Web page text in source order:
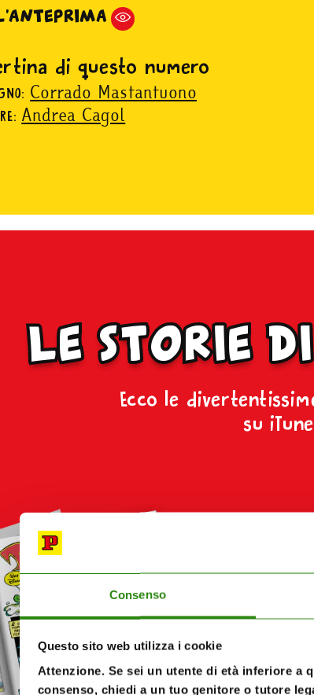
Consenso
Questo sito web utilizza i cookie
Attenzione. Se sei un utente di età inferiore a
consenso, chiedi a un tuo genitore o tutore
di questo numero
Corrado Mastantuono
Andrea Cagol
le storie
Ecco le
su